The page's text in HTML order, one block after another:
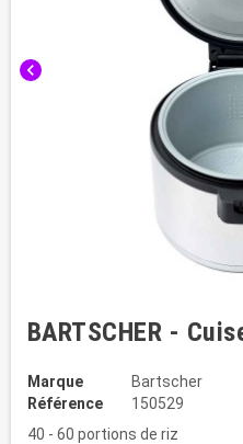
chevron_left
BARTSCHER -
Marque
Bartscher
Référence
150529
40 - 60 portions de riz